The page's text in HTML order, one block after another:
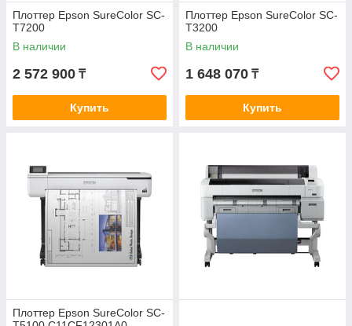
Плоттер Epson SureColor SC-
T7200
В наличии
2 572 900 ₸
Купить
Плоттер Epson SureColor SC-
T3200
В наличии
1 648 070 ₸
Купить
Плоттер Epson SureColor SC-